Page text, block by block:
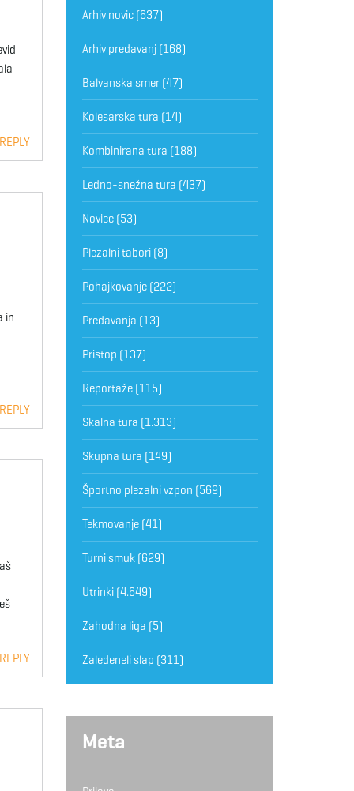
in
Arhiv novic(637)
Arhiv predavanj(168)
Balvanska smer(47)
Kolesarska tura (14)
Kombinirana tura (188)
Ledno-snežna tura (437)
Novice(53)
Plezalni tabori(8)
Pohajkovanje(222)
Predavanja (13)
Pristop (137)
Reportaže(115)
Skalna tura (1.313)
Skupna tura (149)
Športno plezalni vzpon (569)
Tekmovanje(41)
Turni smuk(629)
Utrinki(4.649)
Zahodna liga (5)
Zaledeneli slap (311)
Meta